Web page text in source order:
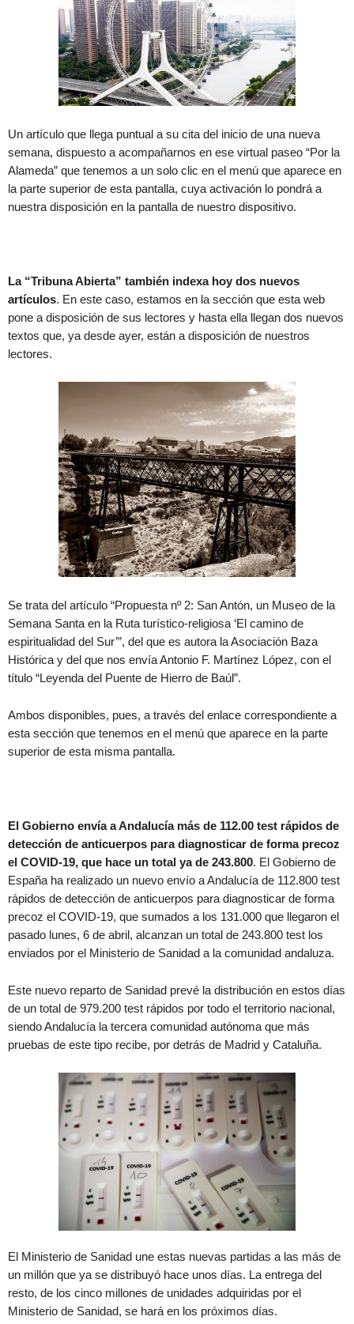
Un artículo que llega puntual a su cita del inicio de una nueva
semana, dispuesto a acompañarnos en ese virtual paseo “Por la
Alameda” que tenemos a un solo clic en el menú que aparece en
la parte superior de esta pantalla, cuya activación lo pondrá a
nuestra disposición en la pantalla de nuestro dispositivo.
La “Tribuna Abierta” también indexa hoy dos nuevos
artículos. En este caso, estamos en la sección que esta web
pone a disposición de sus lectores y hasta ella llegan dos nuevos
textos que, ya desde ayer, están a disposición de nuestros
lectores.
Se trata del artículo “Propuesta nº 2: San Antón, un Museo de la
Semana Santa en la Ruta turístico-religiosa ‘El camino de
espiritualidad del Sur’”, del que es autora la Asociación Baza
Histórica y del que nos envía Antonio F. Martínez López, con el
título “Leyenda del Puente de Hierro de Baúl”.
Ambos disponibles, pues, a través del enlace correspondiente a
esta sección que tenemos en el menú que aparece en la parte
superior de esta misma pantalla.
El Gobierno envía a Andalucía más de 112.00 test rápidos de
detección de anticuerpos para diagnosticar de forma precoz
el COVID-19, que hace un total ya de 243.800. El Gobierno de
España ha realizado un nuevo envío a Andalucía de 112.800 test
rápidos de detección de anticuerpos para diagnosticar de forma
precoz el COVID-19, que sumados a los 131.000 que llegaron el
pasado lunes, 6 de abril, alcanzan un total de 243.800 test los
enviados por el Ministerio de Sanidad a la comunidad andaluza.
Este nuevo reparto de Sanidad prevé la distribución en estos días
de un total de 979.200 test rápidos por todo el territorio nacional,
siendo Andalucía la tercera comunidad autónoma que más
pruebas de este tipo recibe, por detrás de Madrid y Cataluña.
El Ministerio de Sanidad une estas nuevas partidas a las más de
un millón que ya se distribuyó hace unos días. La entrega del
resto, de los cinco millones de unidades adquiridas por el
Ministerio de Sanidad, se hará en los próximos días.